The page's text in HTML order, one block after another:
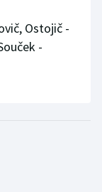
Ostojič -
-